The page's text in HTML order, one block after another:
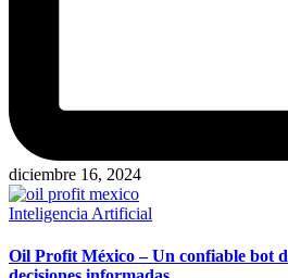
diciembre 16, 2024
Publicado
Inteligencia Artificial
Oil Profit México – Un confiable bot